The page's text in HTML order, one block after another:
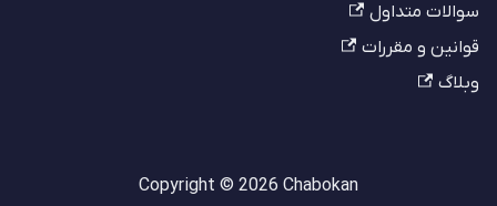
سوالات متداول
قوانین و مقررات
وبلاگ
Copyright © 2026 Chabokan